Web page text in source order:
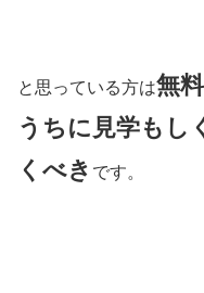
と思っている方は無
うちに見学もし
くべき です。